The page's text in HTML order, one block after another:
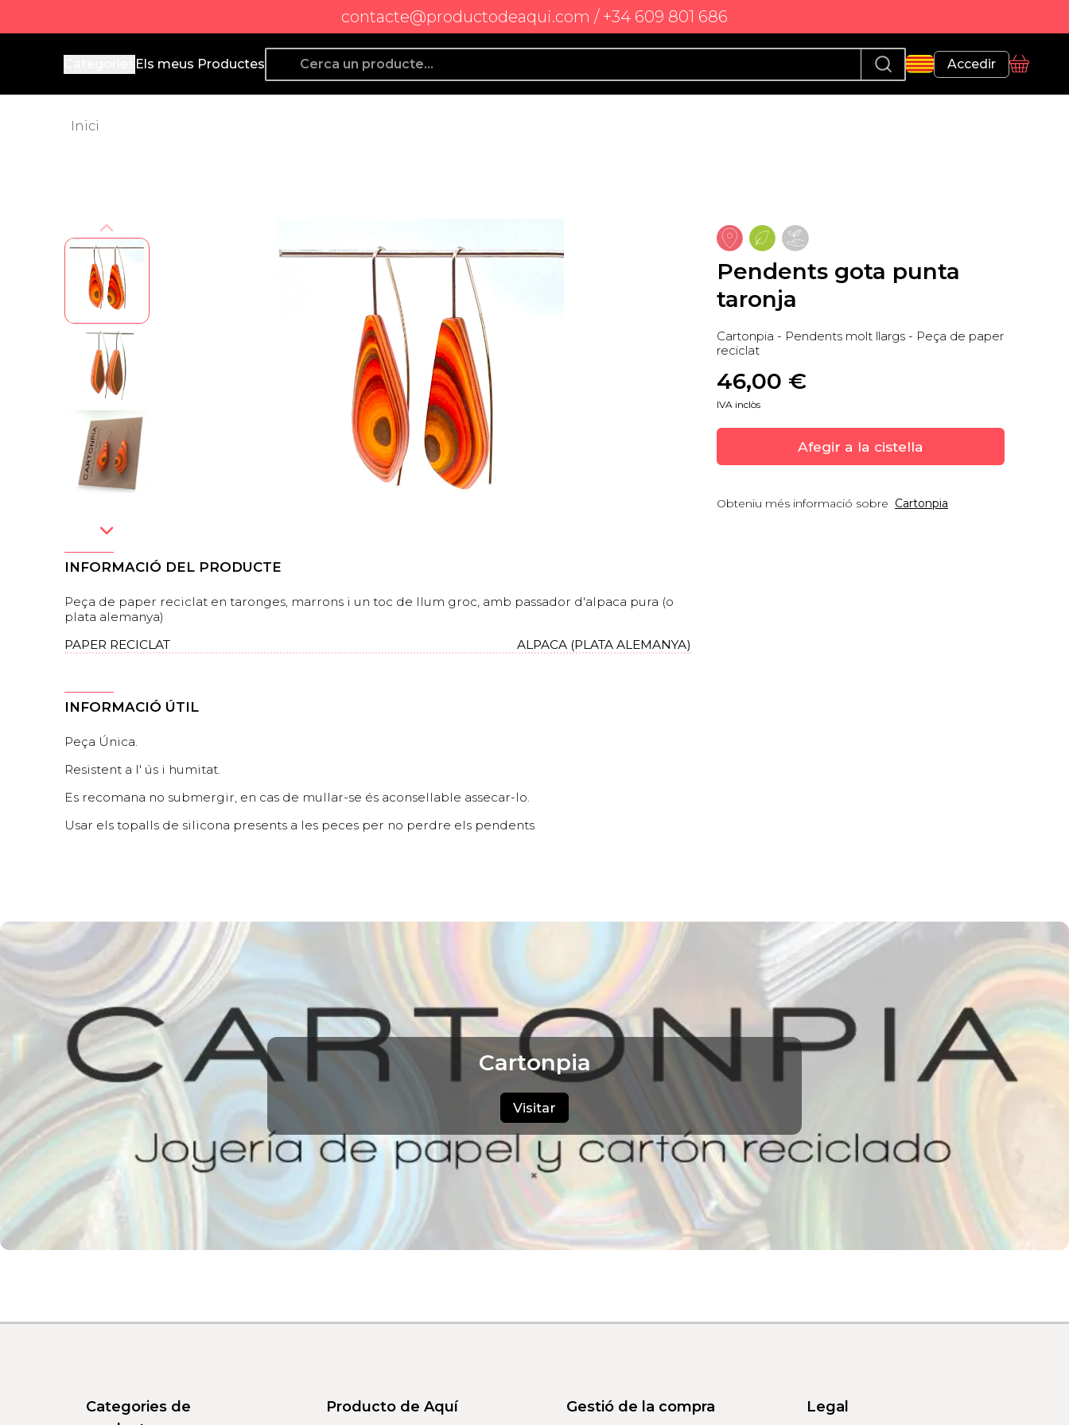
contacte@productodeaqui.com / +34 609 801 686
Producto de Aquí
Els meus Productes Accedir
Perfil
Cistella
Inici
Pendents gota punta
taronja
Cartonpia - Pendents molt llargs - Peça de paper
reciclat
46,00 €
IVA inclòs
Afegir a la cistella
Obteniu més informació sobre Cartonpia
INFORMACIÓ DEL PRODUCTE
Peça de paper reciclat en taronges, marrons i un toc de llum groc, amb passador d'alpaca pura (o
plata alemanya)
PAPER RECICLAT
ALPACA (PLATA ALEMANYA)
INFORMACIÓ ÚTIL
Peça Única.
Resistent a l' ús i humitat.
Es recomana no submergir, en cas de mullar-se és aconsellable assecar-lo.
Usar els topalls de silicona presents a les peces per no perdre els pendents
Cartonpia
Visitar
Categories de
Producto de Aquí Gestió de la compra Legal